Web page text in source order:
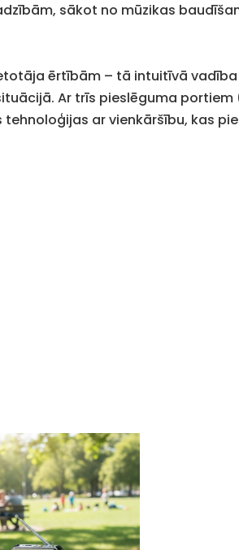
sākot no mūzikas
ērtībām – tā intuitīvā
Ar trīs pieslēguma portiem
ar vienkāršību, kas